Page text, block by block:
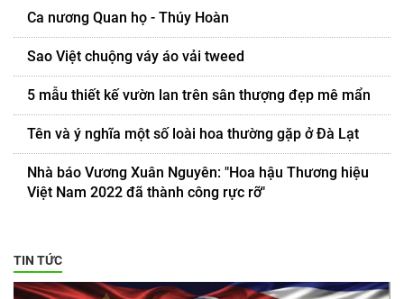
Ca nương Quan họ - Thúy Hoàn
Sao Việt chuộng váy áo vải tweed
5 mẫu thiết kế vườn lan trên sân thượng đẹp mê mẩn
Tên và ý nghĩa một số loài hoa thường gặp ở Đà Lạt
Nhà báo Vương Xuân Nguyên: "Hoa hậu Thương hiệu
Việt Nam 2022 đã thành công rực rỡ"
TIN TỨC